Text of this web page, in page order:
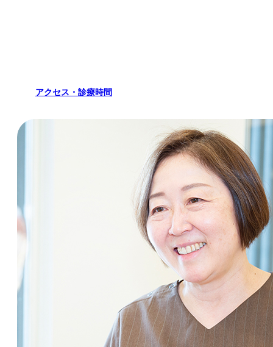
アクセス・診療時間